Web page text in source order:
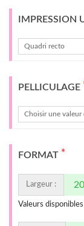
IMPRESSION
Quadri recto
PELLICULAGE
Choisir une valeur
FORMAT *
Largeur :
Valeurs disponibles